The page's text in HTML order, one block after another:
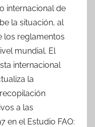
internacional de
la situación, al
los reglamentos
mundial. El
internacional
la
a las
en el Estudio FAO: